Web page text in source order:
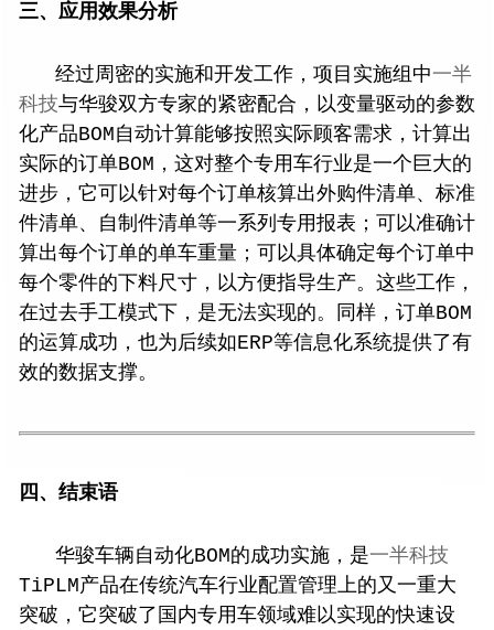
三、应用效果分析
经过周密的实施和开发工作，项目实施组中一半
科技与华骏双方专家的紧密配合，以变量驱动的参数
化产品BOM自动计算能够按照实际顾客需求，计算出
实际的订单BOM，这对整个专用车行业是一个巨大的
进步，它可以针对每个订单核算出外购件清单、标准
件清单、自制件清单等一系列专用报表；可以准确计
算出每个订单的单车重量；可以具体确定每个订单中
每个零件的下料尺寸，以方便指导生产。这些工作，
在过去手工模式下，是无法实现的。同样，订单BOM
的运算成功，也为后续如ERP等信息化系统提供了有
效的数据支撑。
四、结束语
华骏车辆自动化BOM的成功实施，是一半科技
TiPLM产品在传统汽车行业配置管理上的又一重大
突破，它突破了国内专用车领域难以实现的快速设